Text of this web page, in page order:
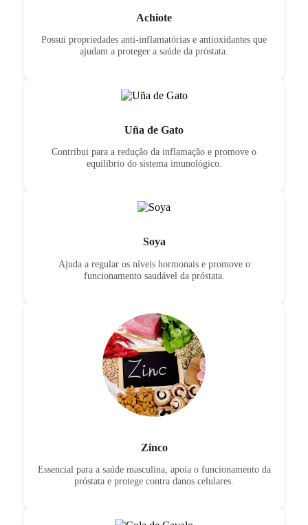
Achiote
Possui propriedades anti-inflamatórias e antioxidantes que
ajudam a proteger a saúde da próstata.
Uña de Gato
Contribui para a redução da inflamação e promove o
equilíbrio do sistema imunológico.
Soya
Ajuda a regular os níveis hormonais e promove o
funcionamento saudável da próstata.
Zinco
Essencial para a saúde masculina, apoia o funcionamento da
próstata e protege contra danos celulares.